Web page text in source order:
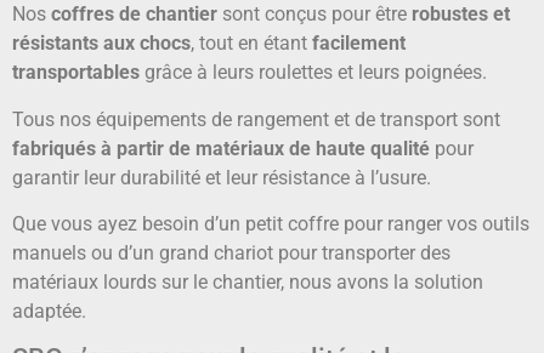
Nos coffres de chantier sont conçus pour être robustes et
résistants aux chocs, tout en étant facilement
transportables grâce à leurs roulettes et leurs poignées.
Tous nos équipements de rangement et de transport sont
fabriqués à partir de matériaux de haute qualité pour
garantir leur durabilité et leur résistance à l’usure.
Que vous ayez besoin d’un petit coffre pour ranger vos outils
manuels ou d’un grand chariot pour transporter des
matériaux lourds sur le chantier, nous avons la solution
adaptée.